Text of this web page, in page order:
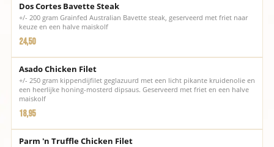
Dos Cortes Bavette Steak
+/- 200 gram Grainfed Australian Bavette steak, geserveerd met friet naar
keuze en een halve maiskolf
24,50
Asado Chicken Filet
+/- 250 gram kippendijfilet geglazuurd met een licht pikante kruidenolie en
een heerlijke honing-mosterd dipsaus. Geserveerd met friet en een halve
maiskolf
18,95
Parm 'n Truffle Chicken Filet